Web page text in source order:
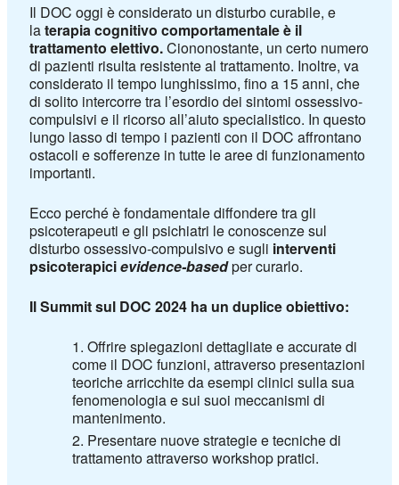
Il DOC oggi è considerato un disturbo curabile, e
laterapia cognitivo comportamentale è il
trattamento elettivo.Ciononostante, un certo numero
di pazienti risulta resistente al trattamento. Inoltre, va
considerato il tempo lunghissimo, fino a 15 anni, che
di solito intercorre tra l’esordio dei sintomi ossessivo-
compulsivi e il ricorso all’aiuto specialistico. In questo
lungo lasso di tempo i pazienti con il DOC affrontano
ostacoli e sofferenze in tutte le aree di funzionamento
importanti.
Ecco perché è fondamentale diffondere tra gli
psicoterapeuti e gli psichiatri le conoscenze sul
disturbo ossessivo-compulsivo e sugli interventi
psicoterapicievidence-basedper curarlo.
Il Summit sul DOC 2024 ha un duplice obiettivo:
Offrire spiegazioni dettagliate e accurate di
come il DOC funzioni, attraverso presentazioni
teoriche arricchite da esempi clinici sulla sua
fenomenologia e sui suoi meccanismi di
mantenimento.
Presentare nuove strategie e tecniche di
trattamento attraverso workshop pratici.